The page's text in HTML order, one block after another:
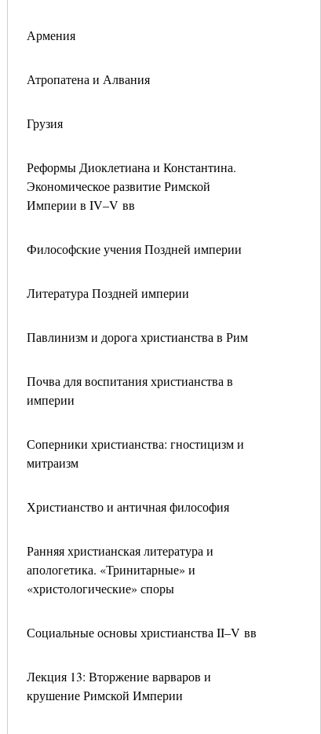
Армения
Атропатена и Алвания
Грузия
Реформы Диоклетиана и Константина.
Экономическое развитие Римской
Империи в IV–V вв
Философские учения Поздней империи
Литература Поздней империи
Павлинизм и дорога христианства в Рим
Почва для воспитания христианства в
империи
Соперники христианства: гностицизм и
митраизм
Христианство и античная философия
Ранняя христианская литература и
апологетика. «Тринитарные» и
«христологические» споры
Социальные основы христианства II–V вв
Лекция 13: Вторжение варваров и
крушение Римской Империи